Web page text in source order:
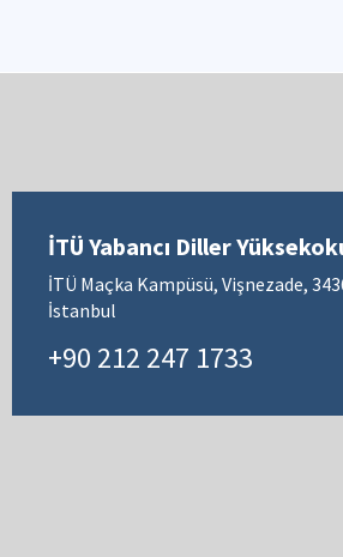
İTÜ Yabancı Diller
İTÜ Maçka Kampüsü, Vişnezade,
İstanbul
+90 212 247 1733